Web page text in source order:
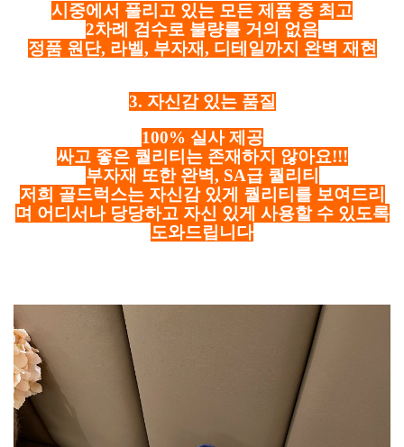
시중에서 풀리고 있는 모든 제품 중 최고
2차례 검수로 불량률 거의 없음
정품 원단, 라벨, 부자재, 디테일까지 완벽 재현
3. 자신감 있는 품질
100% 실사 제공
싸고 좋은 퀄리티는 존재하지 않아요!!!
부자재 또한 완벽, SA급 퀄리티
저희 골드럭스는 자신감 있게 퀄리티를 보여드리
며 어디서나 당당하고 자신 있게 사용할 수 있도록
도와드립니다